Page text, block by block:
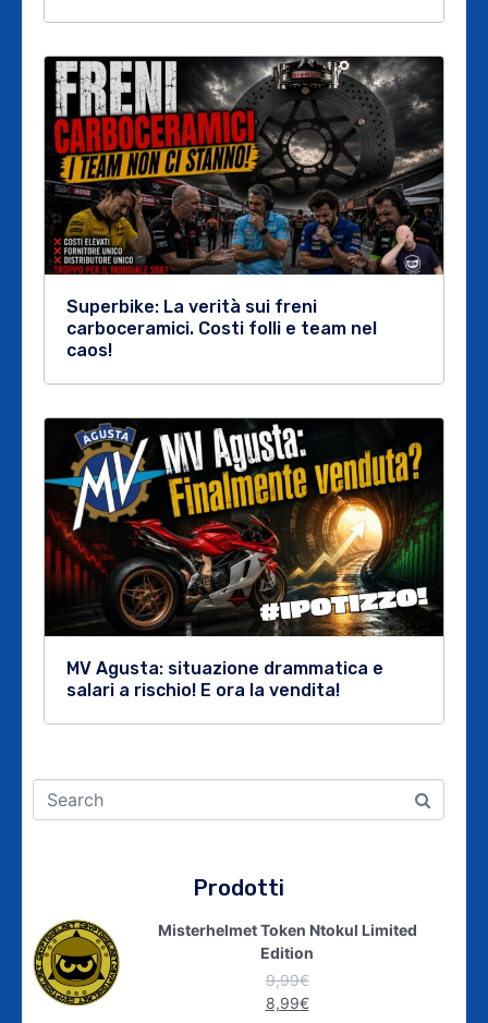
Superbike: La verità sui freni
carboceramici. Costi folli e team nel
caos!
MV Agusta: situazione drammatica e
salari a rischio! E ora la vendita!
Prodotti
Misterhelmet Token Ntokul Limited
Edition
9,99€
8,99€